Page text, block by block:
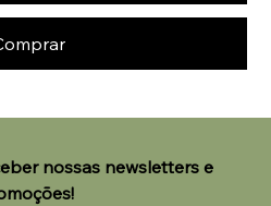
nossas newsletters e